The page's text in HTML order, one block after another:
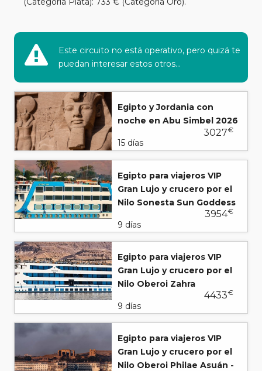
Este circuito no está operativo, pero quizá te
puedan interesar estos otros...
Egipto y Jordania con
noche en Abu Simbel 2026
15 días
3027€
Egipto para viajeros VIP
Gran Lujo y crucero por el
Nilo Sonesta Sun Goddess
9 días
3954€
Egipto para viajeros VIP
Gran Lujo y crucero por el
Nilo Oberoi Zahra
9 días
4433€
Egipto para viajeros VIP
Gran Lujo y crucero por el
Nilo Oberoi Philae Asuán -